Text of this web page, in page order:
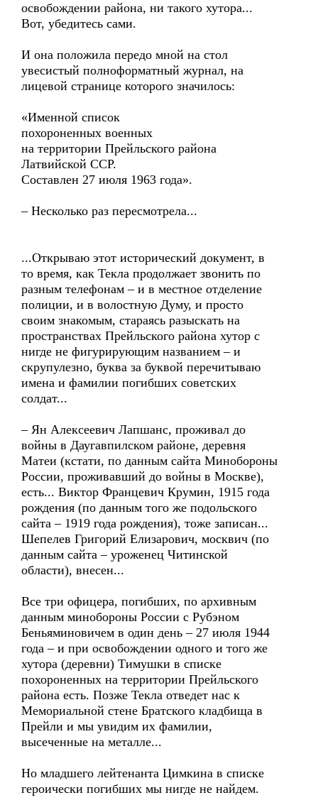
освобождении района, ни такого хутора...
Вот, убедитесь сами.
И она положила передо мной на стол
увесистый полноформатный журнал, на
лицевой странице которого значилось:
«Именной список
похороненных военных
на территории Прейльского района
Латвийской ССР.
Составлен 27 июля 1963 года».
– Несколько раз пересмотрела...
...Открываю этот исторический документ, в
то время, как Текла продолжает звонить по
разным телефонам – и в местное отделение
полиции, и в волостную Думу, и просто
своим знакомым, стараясь разыскать на
пространствах Прейльского района хутор с
нигде не фигурирующим названием – и
скрупулезно, буква за буквой перечитываю
имена и фамилии погибших советских
солдат...
– Ян Алексеевич Лапшанс, проживал до
войны в Даугавпилском районе, деревня
Матеи (кстати, по данным сайта Минобороны
России, проживавший до войны в Москве),
есть... Виктор Францевич Крумин, 1915 года
рождения (по данным того же подольского
сайта – 1919 года рождения), тоже записан...
Шепелев Григорий Елизарович, москвич (по
данным сайта – уроженец Читинской
области), внесен...
Все три офицера, погибших, по архивным
данным минобороны России с Рубэном
Беньяминовичем в один день – 27 июля 1944
года – и при освобождении одного и того же
хутора (деревни) Тимушки в списке
похороненных на территории Прейльского
района есть. Позже Текла отведет нас к
Мемориальной стене Братского кладбища в
Прейли и мы увидим их фамилии,
высеченные на металле...
Но младшего лейтенанта Цимкина в списке
героически погибших мы нигде не найдем.